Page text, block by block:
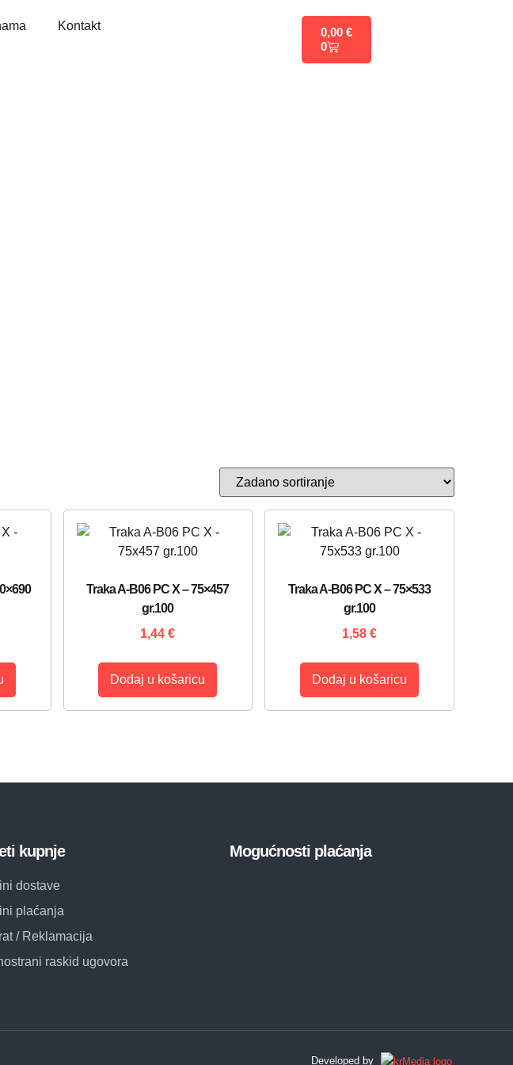
Kontakt 0,00 €
0
Traka A-B06 PC X – 75×457
gr.100
1,44€
Dodaj u košaricu
Traka A-B06 PC X – 75×533
gr.100
1,58€
Dodaj u košaricu
kupnje
dostave
plaćanja
/ Reklamacija
raskid ugovora
Mogućnosti plaćanja
Developed by